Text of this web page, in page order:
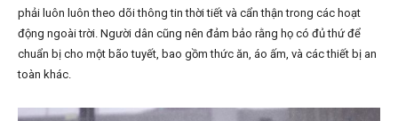
phải luôn luôn theo dõi thông tin thời tiết và cẩn thận trong các hoạt
động ngoài trời. Người dân cũng nên đảm bảo rằng họ có đủ thứ để
chuẩn bị cho một bão tuyết, bao gồm thức ăn, áo ấm, và các thiết bị an
toàn khác.